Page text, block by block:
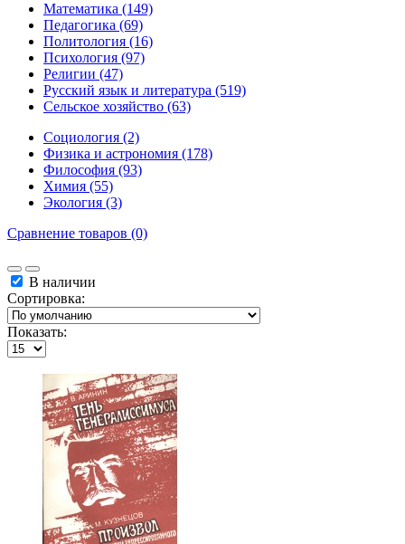
Математика (149)
Педагогика (69)
Политология (16)
Психология (97)
Религии (47)
Русский язык и литература (519)
Сельское хозяйство (63)
Социология (2)
Физика и астрономия (178)
Философия (93)
Химия (55)
Экология (3)
Сравнение товаров (0)
В наличии
Сортировка:
Показать: